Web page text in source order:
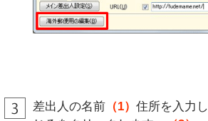
差出人の名前 （1） 住所を入力し